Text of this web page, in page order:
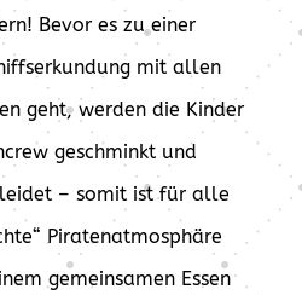
Bevor es zu einer
mit allen
geht, werden die Kinder
geschminkt und
– somit ist für alle
Piratenatmosphäre
gemeinsamen Essen